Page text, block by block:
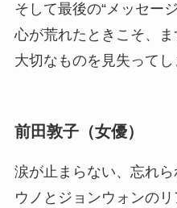
そして最後の“メッセー
心が荒れたときこそ、ま
大切なものを見失ってし
前田敦子（女優）
涙が止まらない、忘れら
ウノとジョンウォンの